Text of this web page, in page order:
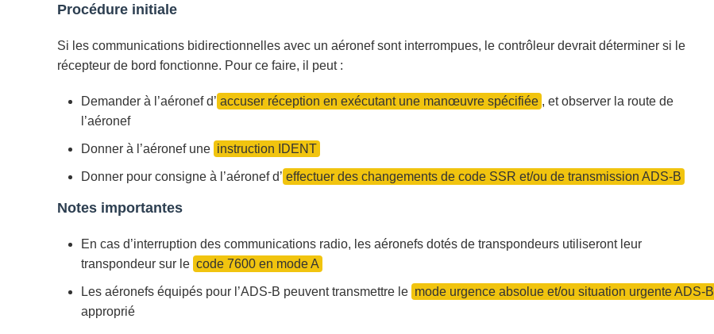
Procédure initiale
Si les communications bidirectionnelles avec un aéronef sont interrompues, le contrôleur devrait déterminer si le
récepteur de bord fonctionne. Pour ce faire, il peut :
Demander à l’aéronef d’ accuser réception en exécutant une manœuvre spécifiée , et observer la route de
l’aéronef
Donner à l’aéronef une instruction IDENT
Donner pour consigne à l’aéronef d’ effectuer des changements de code SSR et/ou de transmission ADS-B
Notes importantes
En cas d’interruption des communications radio, les aéronefs dotés de transpondeurs utiliseront leur
transpondeur sur le code 7600 en mode A
Les aéronefs équipés pour l’ADS-B peuvent transmettre le mode urgence absolue et/ou situation urgente ADS-B
approprié